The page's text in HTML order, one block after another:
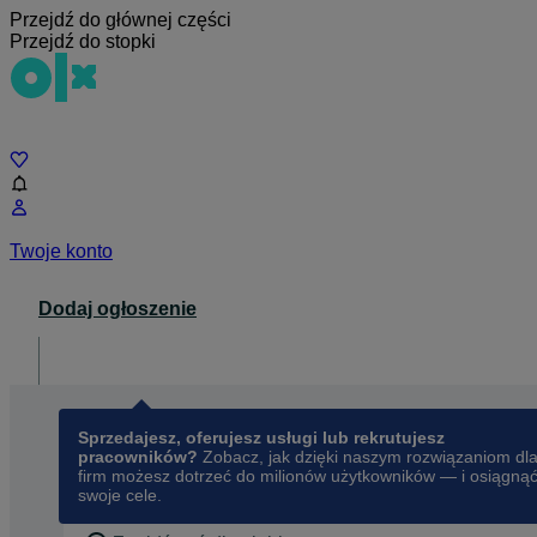
Przejdź do głównej części
Przejdź do stopki
Twoje konto
Dodaj ogłoszenie
Sprzedajesz, oferujesz usługi lub rekrutujesz
pracowników? Zobacz, jak dzięki naszym rozwiązaniom dla
firm możesz dotrzeć do milionów użytkowników — i osiągnąć
swoje cele.